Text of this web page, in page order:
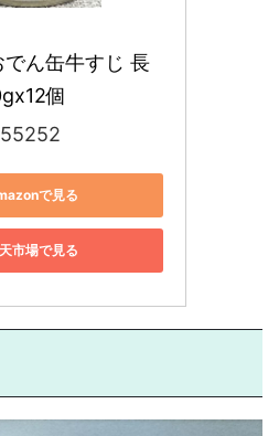
でん缶牛すじ 長
個
で見る
市場で見る